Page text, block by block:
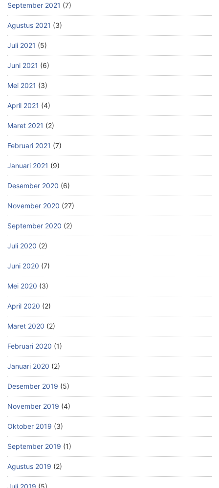
September 2021 (7)
Agustus 2021 (3)
Juli 2021 (5)
Juni 2021 (6)
Mei 2021 (3)
April 2021 (4)
Maret 2021 (2)
Februari 2021 (7)
Januari 2021 (9)
Desember 2020 (6)
November 2020 (27)
September 2020 (2)
Juli 2020 (2)
Juni 2020 (7)
Mei 2020 (3)
April 2020 (2)
Maret 2020 (2)
Februari 2020 (1)
Januari 2020 (2)
Desember 2019 (5)
November 2019 (4)
Oktober 2019 (3)
September 2019 (1)
Agustus 2019 (2)
Juli 2019 (5)